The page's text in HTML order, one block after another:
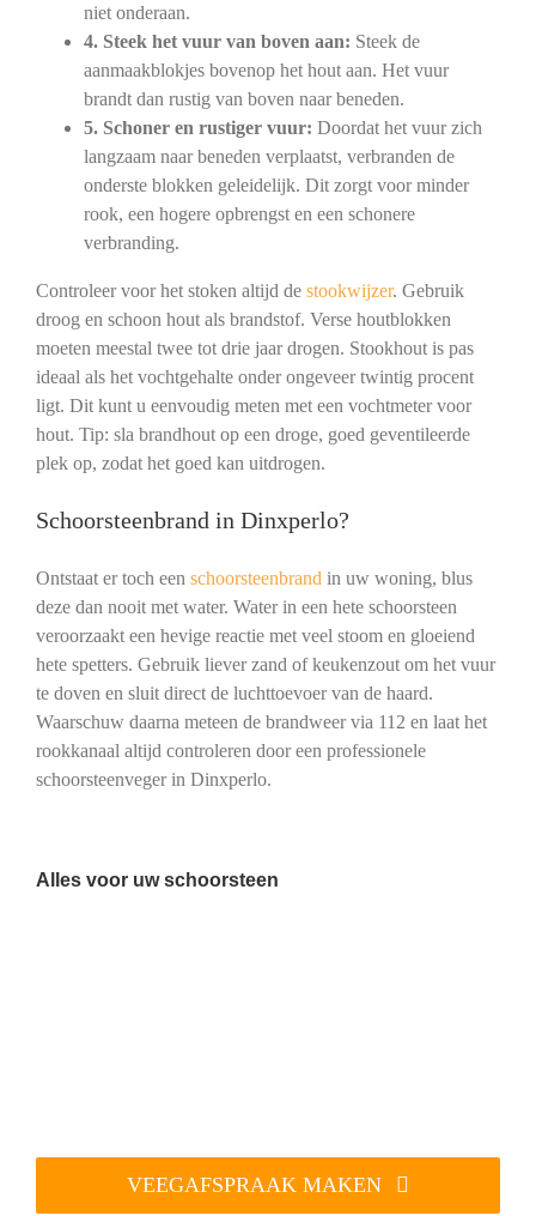
niet onderaan.
4. Steek het vuur van boven aan: Steek de
aanmaakblokjes bovenop het hout aan. Het vuur
brandt dan rustig van boven naar beneden.
5. Schoner en rustiger vuur: Doordat het vuur zich
langzaam naar beneden verplaatst, verbranden de
onderste blokken geleidelijk. Dit zorgt voor minder
rook, een hogere opbrengst en een schonere
verbranding.
Controleer voor het stoken altijd de stookwijzer. Gebruik
droog en schoon hout als brandstof. Verse houtblokken
moeten meestal twee tot drie jaar drogen. Stookhout is pas
ideaal als het vochtgehalte onder ongeveer twintig procent
ligt. Dit kunt u eenvoudig meten met een vochtmeter voor
hout. Tip: sla brandhout op een droge, goed geventileerde
plek op, zodat het goed kan uitdrogen.
Schoorsteenbrand in Dinxperlo?
Ontstaat er toch een schoorsteenbrand in uw woning, blus
deze dan nooit met water. Water in een hete schoorsteen
veroorzaakt een hevige reactie met veel stoom en gloeiend
hete spetters. Gebruik liever zand of keukenzout om het vuur
te doven en sluit direct de luchttoevoer van de haard.
Waarschuw daarna meteen de brandweer via 112 en laat het
rookkanaal altijd controleren door een professionele
schoorsteenveger in Dinxperlo.
Alles voor uw schoorsteen
VEEGAFSPRAAK MAKEN